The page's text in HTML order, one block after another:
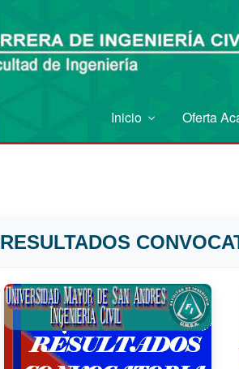
Inicio Oferta
RESULTADOS